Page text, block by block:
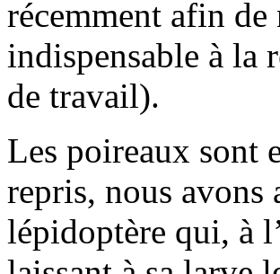
récemment afin de
indispensable à la
de travail).
Les poireaux sont
repris, nous avons
lépidoptère qui, à